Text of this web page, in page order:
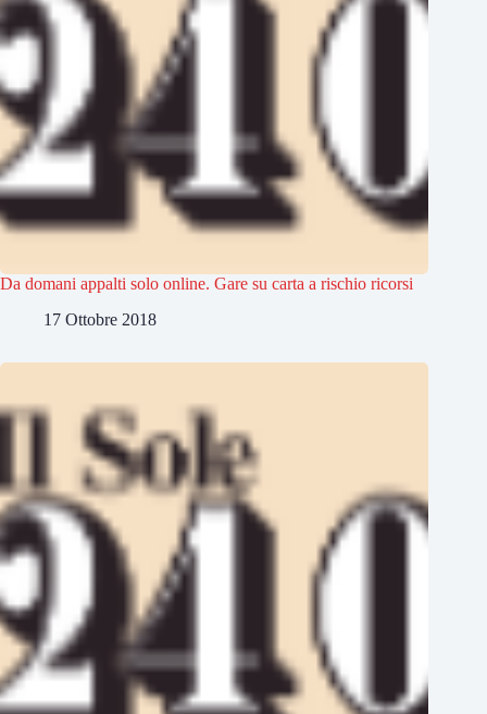
Da domani appalti solo online. Gare su carta a rischio ricorsi
17 Ottobre 2018